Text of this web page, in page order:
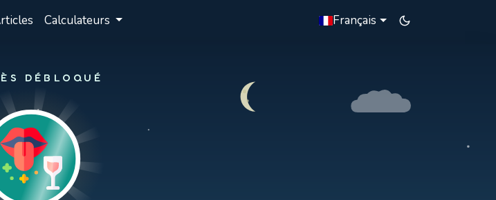
Calculateurs Français
DÉBLOQUÉ